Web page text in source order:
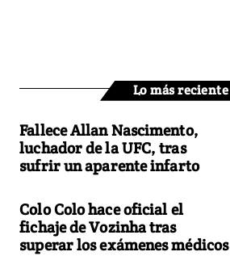
Lo más reciente
Fallece Allan Nascimento,
luchador de la UFC, tras
sufrir un aparente infarto
Colo Colo hace oficial el
fichaje de Vozinha tras
superar los exámenes médicos